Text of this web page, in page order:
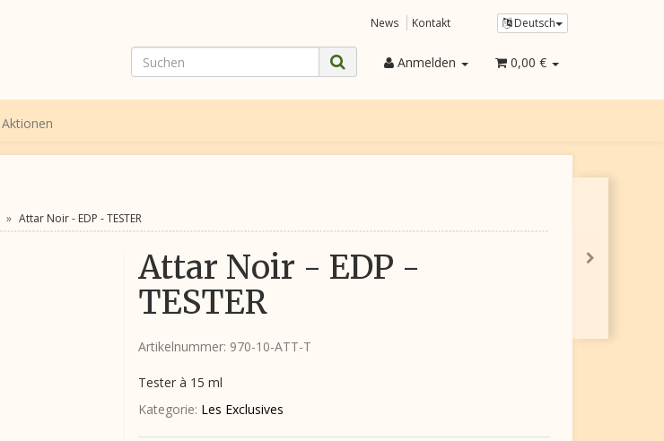
Deutsch
News Kontakt
Anmelden 0,00 €
Aktionen
Attar Noir - EDP - TESTER
Attar Noir - EDP -
TESTER
Artikelnummer: 970-10-ATT-T
Tester à 15 ml
Kategorie: Les Exclusives